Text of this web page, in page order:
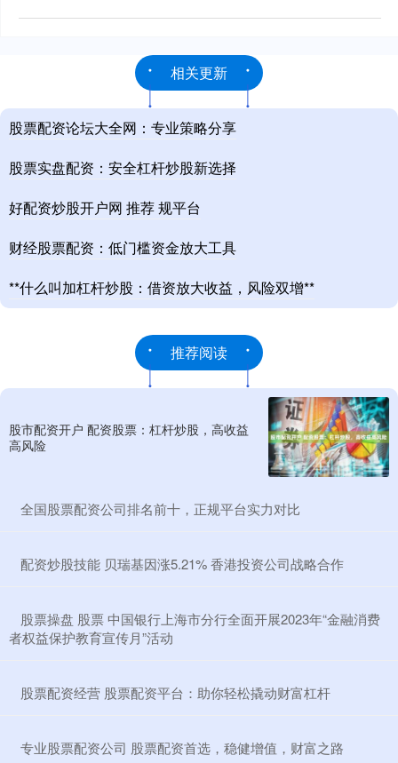
相关更新
股票配资论坛大全网：专业策略分享
股票实盘配资：安全杠杆炒股新选择
好配资炒股开户网 推荐 规平台
财经股票配资：低门槛资金放大工具
**什么叫加杠杆炒股：借资放大收益，风险双增**
推荐阅读
股市配资开户 配资股票：杠杆炒股，高收益
高风险
​全国股票配资公司排名前十，正规平台实力对比
​配资炒股技能 贝瑞基因涨5.21% 香港投资公司战略合作
​股票操盘 股票 中国银行上海市分行全面开展2023年“金融消费
者权益保护教育宣传月”活动
​股票配资经营 股票配资平台：助你轻松撬动财富杠杆
​专业股票配资公司 股票配资首选，稳健增值，财富之路